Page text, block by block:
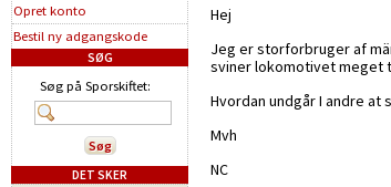
Hej
Jeg er storforbruger af
sviner lokomotivet meget
Hvordan undgår I andre
Mvh
NC
Opret konto
Bestil ny adgangskode
SØG
Søg på Sporskiftet:
DET SKER